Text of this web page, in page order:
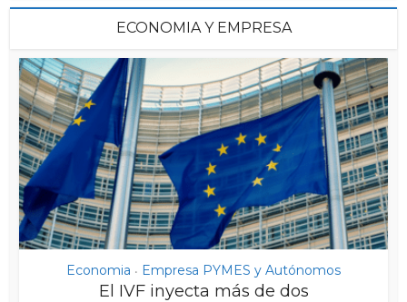
ECONOMIA Y EMPRESA
Economia • Empresa PYMES y Autónomos
El IVF inyecta más de dos